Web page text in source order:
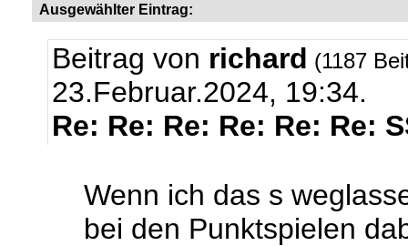
Ausgewählter Eintrag:
Beitrag von richard (1187
23.Februar.2024, 19:34.
Re: Re: Re: Re: Re: Re:
Wenn ich das s
bei den Punktspielen